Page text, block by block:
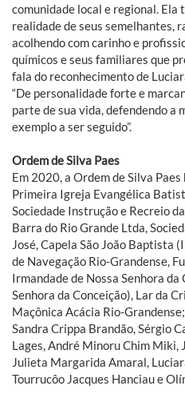
comunidade local e regional. Ela
realidade de seus semelhantes,
acolhendo com carinho e
químicos e seus familiares que
fala do reconhecimento de
“De personalidade forte e
parte de sua vida, defendendo a
exemplo a ser seguido”.
Ordem de Silva Paes
Em 2020, a Ordem de Silva
Primeira Igreja Evangélica
Sociedade Instrução e Recreio
Barra do Rio Grande Ltda,
José, Capela São João Baptista
de Navegação Rio-Grandense,
Irmandade de Nossa Senhora
Senhora da Conceição), Lar da
Maçônica Acácia Rio-
Sandra Crippa Brandão, Sérgio
Lages, André Minoru Chim Miki,
Julieta Margarida Amaral,
Tourrucôo Jacques Hanciau e